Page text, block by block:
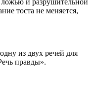
и разрушительной
тоста не меняется,
из двух речей для
правды».